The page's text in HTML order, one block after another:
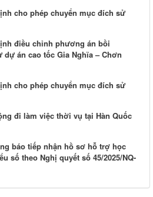
cho phép chuyển mục đích sử
điều chỉnh phương án bồi
án cao tốc Gia Nghĩa – Chơn
cho phép chuyển mục đích sử
đi làm việc thời vụ tại Hàn Quốc
báo tiếp nhận hồ sơ hỗ trợ học
số theo Nghị quyết số 45/2025/NQ-